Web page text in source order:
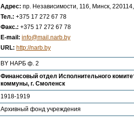
Адрес: пр. Независимости, 116, Минск,
Тел.: +375 17 272 67 78
Факс.: +375 17 272 67 78
E-mail: info@mail.narb.by
URL: http://narb.by
BY НАРБ ф. 2
Финансовый отдел Исполнительного
коммуны, г. Смоленск
1918-1919
Архивный фонд учреждения